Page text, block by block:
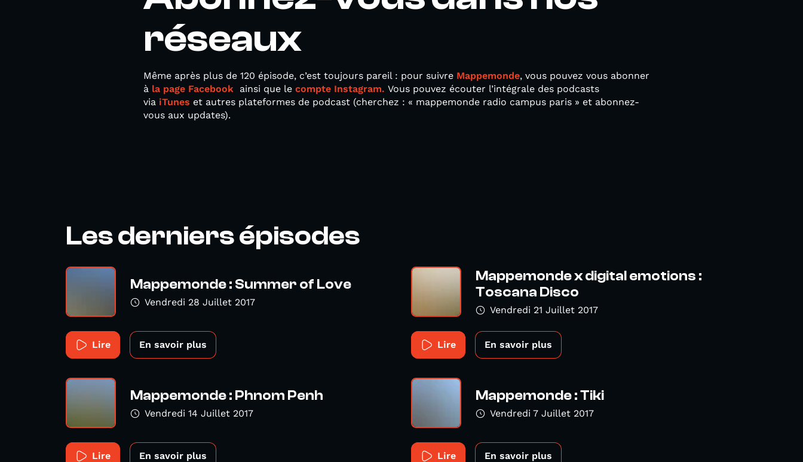
réseaux
Même après plus de 120 épisode, c’est toujours pareil : pour suivre Mappemonde, vous pouvez vous abonner
à la page Facebook ainsi que le compte Instagram. Vous pouvez écouter l’intégrale des podcasts
via iTunes et autres plateformes de podcast (cherchez : « mappemonde radio campus paris » et abonnez-
vous aux updates).
Les derniers épisodes
Mappemonde : Summer of Love
Vendredi 28 Juillet 2017
Lire En savoir plus
Mappemonde x digital emotions :
Toscana Disco
Vendredi 21 Juillet 2017
Lire En savoir plus
Mappemonde : Phnom Penh
Vendredi 14 Juillet 2017
Lire En savoir plus
Mappemonde : Tiki
Vendredi 7 Juillet 2017
Lire En savoir plus